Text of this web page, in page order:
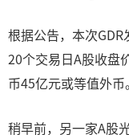
根据公告，本次
20个交易日A股收盘
币45亿元或等值外币。
稍早前，另一家A股